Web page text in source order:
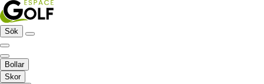
Sök
Bollar
Skor